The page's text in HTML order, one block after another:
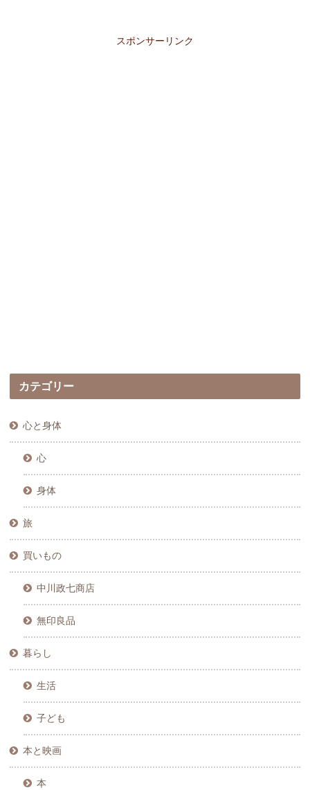
スポンサーリンク
カテゴリー
心と身体
心
身体
旅
買いもの
中川政七商店
無印良品
暮らし
生活
子ども
本と映画
本